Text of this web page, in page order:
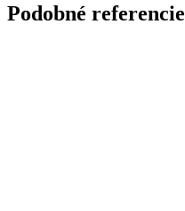
Podobné referencie